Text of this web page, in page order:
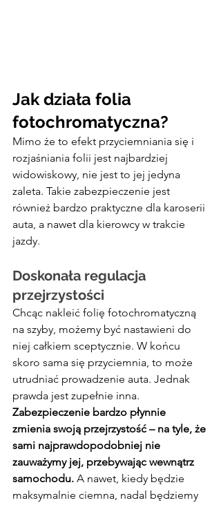
Jak działa folia
fotochromatyczna?
Mimo że to efekt przyciemniania się i
rozjaśniania folii jest najbardziej
widowiskowy, nie jest to jej jedyna
zaleta. Takie zabezpieczenie jest
również bardzo praktyczne dla karoserii
auta, a nawet dla kierowcy w trakcie
jazdy.
Doskonała regulacja
przejrzystości
Chcąc nakleić folię fotochromatyczną
na szyby, możemy być nastawieni do
niej całkiem sceptycznie. W końcu
skoro sama się przyciemnia, to może
utrudniać prowadzenie auta. Jednak
prawda jest zupełnie inna.
Zabezpieczenie bardzo płynnie
zmienia swoją przejrzystość – na tyle, że
sami najprawdopodobniej nie
zauważymy jej, przebywając wewnątrz
samochodu. A nawet, kiedy będzie
maksymalnie ciemna, nadal będziemy